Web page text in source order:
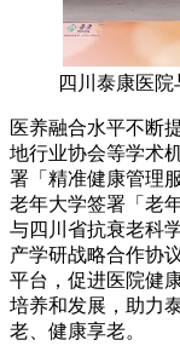
四川泰康医
医养融合水平不断
地行业协会等学术
署「精准健康管理
老年大学签署「老
与四川省抗衰老科
产学研战略合作协
平台，促进医院健
培养和发展，助力
老、健康享老。